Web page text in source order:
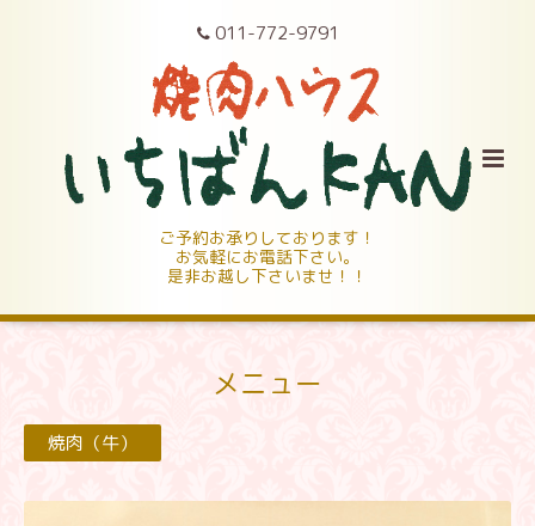
011-772-9791
ご予約お承りしております！
お気軽にお電話下さい。
是非お越し下さいませ！！
メニュー
焼肉（牛）